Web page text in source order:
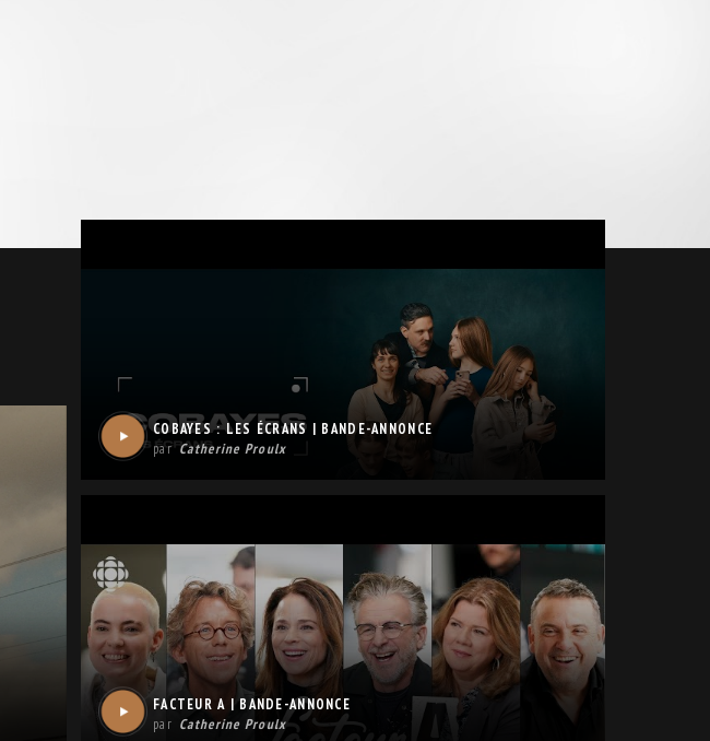
COBAYES : LES ÉCRANS | BANDE-ANNONCE
parCatherine Proulx
FACTEUR A | BANDE-ANNONCE
par Catherine Proulx